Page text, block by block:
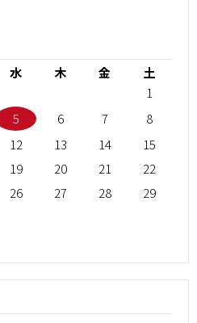
水 木 金
土
1
5 6 7
8
12 13 14
15
19 20 21
22
26 27 28
29